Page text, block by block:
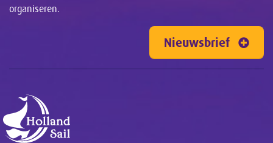
organiseren.
Nieuwsbrief